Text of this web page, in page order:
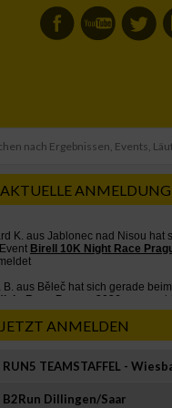
AKTUELLE
JETZT ANMELDEN
RUN5 TEAMSTAFFEL -
B2Run Dillingen/Saar